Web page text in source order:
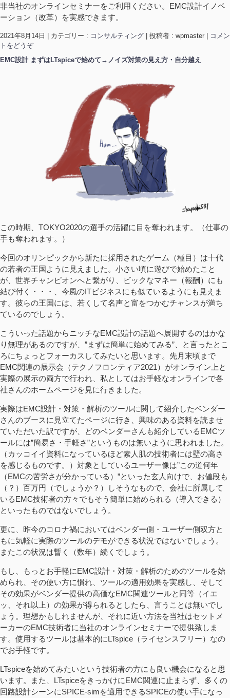
非当社のオンラインセミナーをご利用ください。EMC設計イノベ
ーション（改革）を実感できます。
2021年8月14日 カテゴリー : コンサルティング 投稿者 : wpmaster
コメン
トをどうぞ
EMC設計 まずはLTspiceで始めて→ノイズ対策の見え方・自分越え
この時期、TOKYO2020の選手の活躍に目を奪われます。（仕事の
手も奪われます。）
今回のオリンピックから新たに採用されたゲーム（種目）は十代
の若者の王国ように見えました。小さい頃に遊びで始めたこと
が、世界チャンピオンへと繋がり、ビックなマネー（報酬）にも
結び付く・・・、今風のITビジネスにも似ているようにも見えま
す。彼らの王国には、若くして名声と富をつかむチャンスが満ち
ているのでしょう。
こういった話題からニッチなEMC設計の話題へ展開するのはかな
り無理があるのですが、”まずは簡単に始めてみる”、と言ったとこ
ろにちょっとフォーカスしてみたいと思います。先月末頃まで
EMC関連の展示会（テクノフロンティア2021）がオンライン上と
実際の展示の両方で行われ、私としてはお手軽なオンラインで各
社さんのホームページを見に行きました。
実際はEMC設計・対策・解析のツールに関して紹介したベンダー
さんのブースに見立てたページに行き、興味のある資料を読ませ
ていただいた訳ですが、どのベンダーさんも紹介しているEMCツ
ールには”簡易さ・手軽さ”というものは無いように思われました。
（カッコイイ資料になっているほど素人肌の技術者には壁の高さ
を感じるものです。）対象としているユーザー像は”この道何年
（EMCの苦労さが分かっている）”といった玄人向けで、お値段も
（？）百万円（でしょうか？）しそうなもので、会社に所属して
いるEMC技術者の方々でもそう簡単に始められる（導入できる）
といったものではないでしょう。
更に、昨今のコロナ禍においてはベンダー側・ユーザー側双方と
もに気軽に実際のツールのデモができる状況ではないでしょう。
またこの状況は暫く（数年）続くでしょう。
もし、もっとお手軽にEMC設計・対策・解析のためのツールを始
められ、その使い方に慣れ、ツールの適用効果を実感し、そして
その効果がベンダー提供の高価なEMC関連ツールと同等（イエ
ッ、それ以上）の効果が得られるとしたら、言うことは無いでし
ょう。理想かもしれませんが、それに近い方法を当社はセットメ
ーカーのEMC技術者に当社のオンラインセミナーで提供致しま
す。使用するツールは基本的にLTspice（ライセンスフリー）なの
でお手軽です。
LTspiceを始めてみたいという技術者の方にも良い機会になると思
います。また、LTspiceをきっかけにEMC関連に止まらず、多くの
回路設計シーンにSPICE-simを適用できるSPICEの使い手になっ